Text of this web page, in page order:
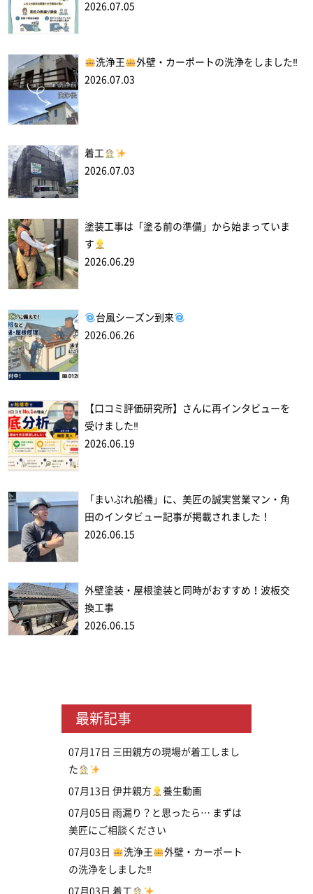
2026.07.05
洗浄王
外壁・カーポートの洗浄をしました‼
2026.07.03
着工
2026.07.03
塗装工事は「塗る前の準備」から始まっていま
す
2026.06.29
台風シーズン到来
2026.06.26
【口コミ評価研究所】さんに再インタビューを
受けました‼
2026.06.19
「まいぷれ船橋」に、美匠の誠実営業マン・角
田のインタビュー記事が掲載されました！
2026.06.15
外壁塗装・屋根塗装と同時がおすすめ！波板交
換工事
2026.06.15
最新記事
07月17日 三田親方の現場が着工しまし
た
07月13日 伊井親方 養生動画
07月05日 雨漏り？と思ったら… まずは
美匠にご相談ください
07月03日 洗浄王
外壁・カーポート
の洗浄をしました‼
07月03日 着工